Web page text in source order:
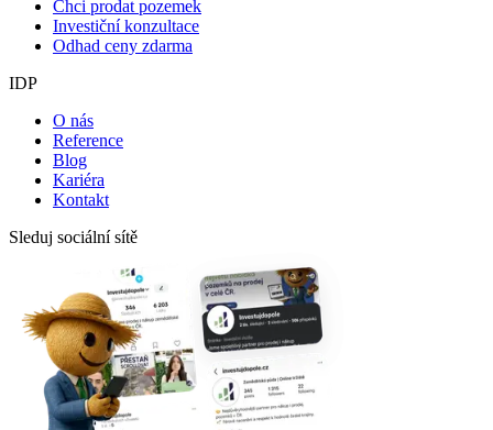
Chci prodat pozemek
Investiční konzultace
Odhad ceny zdarma
IDP
O nás
Reference
Blog
Kariéra
Kontakt
Sleduj sociální sítě